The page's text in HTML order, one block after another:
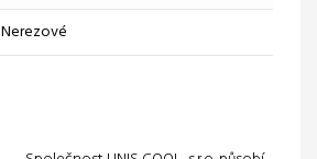
Nerezové